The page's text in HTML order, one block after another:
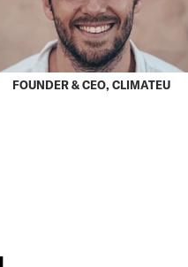
FOUNDER & CEO, CLIMATEU